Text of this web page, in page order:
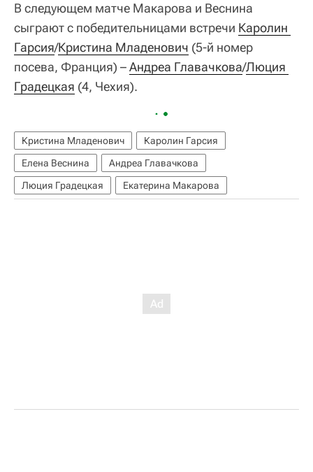
В следующем матче Макарова и Веснина
сыграют с победительницами встречи Каролин
Гарсия/Кристина Младенович (5-й номер
посева, Франция) –Андреа Главачкова/Люция
Градецкая (4, Чехия).
Кристина Младенович
Каролин Гарсия
Елена Веснина
Андреа Главачкова
Люция Градецкая
Екатерина Макарова